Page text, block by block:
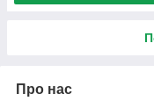
Про нас